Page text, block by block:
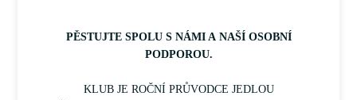
PĚSTUJTE SPOLU S NÁMI A NAŠÍ OSOBNÍ
PODPOROU.
KLUB JE ROČNÍ PRŮVODCE JEDLOU